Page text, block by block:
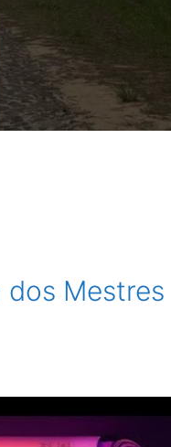
dos Mestres